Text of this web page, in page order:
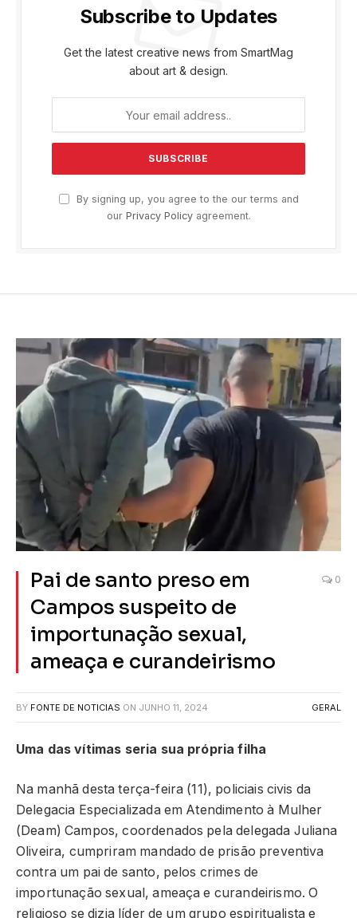
Subscribe to Updates
Get the latest creative news from SmartMag
about art & design.
By signing up, you agree to the our terms and
our Privacy Policyagreement.
Pai de santo preso em
Campos suspeito de
importunação sexual,
ameaça e curandeirismo
0
BY FONTE DE NOTICIAS ON JUNHO 11, 2024 GERAL
Uma das vítimas seria sua própria filha
Na manhã desta terça-feira (11), policiais civis da
Delegacia Especializada em Atendimento à Mulher
(Deam) Campos, coordenados pela delegada Juliana
Oliveira, cumpriram mandado de prisão preventiva
contra um pai de santo, pelos crimes de
importunação sexual, ameaça e curandeirismo. O
religioso se dizia líder de um grupo espiritualista e